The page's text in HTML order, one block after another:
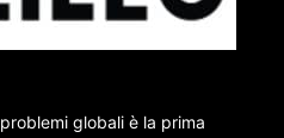
globali è la prima